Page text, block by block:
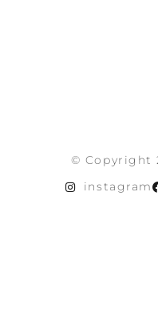
© Copyright
instagram